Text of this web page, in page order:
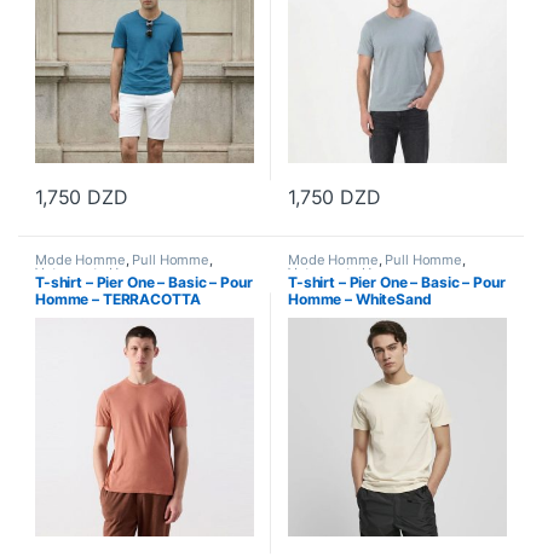
1,750 DZD
Ce produit a plusieurs variations. Les options peuvent être
1,750 DZD
Ce produit a plusieurs
Mode Homme, Pull Homme,
Vetements Homme
T-shirt – Pier One – Basic – Pour
Homme – TERRACOTTA
Mode Homme, Pull Homme,
Vetements Homme
T-shirt – Pier One – Basic – Pour
Homme – WhiteSand